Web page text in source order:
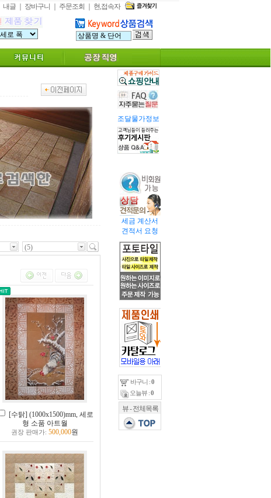
내글 ｜ 장바구니 ｜ 주문조회 ｜ 현,접속자
[수탉] (1000x1500)mm, 세로
형 소품 아트월
권장 판매가:500,000원
조달물가정보
세금 계산서
견적서 요청
바구니 :0
오늘뷰 :0
뷰 - 전체목록